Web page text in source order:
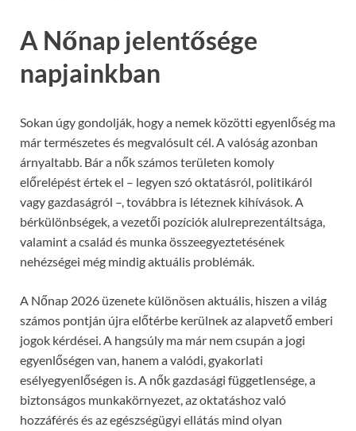
A Nőnap jelentősége
napjainkban
Sokan úgy gondolják, hogy a nemek közötti egyenlőség ma
már természetes és megvalósult cél. A valóság azonban
árnyaltabb. Bár a nők számos területen komoly
előrelépést értek el – legyen szó oktatásról, politikáról
vagy gazdaságról –, továbbra is léteznek kihívások. A
bérkülönbségek, a vezetői pozíciók alulreprezentáltsága,
valamint a család és munka összeegyeztetésének
nehézségei még mindig aktuális problémák.
A Nőnap 2026 üzenete különösen aktuális, hiszen a világ
számos pontján újra előtérbe kerülnek az alapvető emberi
jogok kérdései. A hangsúly ma már nem csupán a jogi
egyenlőségen van, hanem a valódi, gyakorlati
esélyegyenlőségen is. A nők gazdasági függetlensége, a
biztonságos munkakörnyezet, az oktatáshoz való
hozzáférés és az egészségügyi ellátás mind olyan